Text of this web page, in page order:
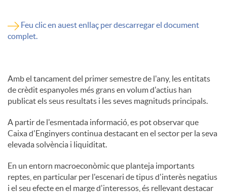
Feu clic en auest enllaç per descarregar el document
complet.
Amb el tancament del primer semestre de l'any, les entitats
de crèdit espanyoles més grans en volum d'actius han
publicat els seus resultats i les seves magnituds principals.
A partir de l'esmentada informació, es pot observar que
Caixa d'Enginyers continua destacant en el sector per la seva
elevada solvència i liquiditat.
En un entorn macroeconòmic que planteja importants
reptes, en particular per l'escenari de tipus d'interès negatius
i el seu efecte en el marge d'interessos, és rellevant destacar